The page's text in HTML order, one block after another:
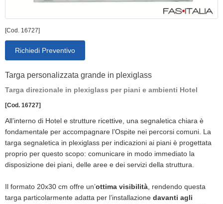
[Cod. 16727]
Richiedi Preventivo
Targa personalizzata grande in plexiglass
Targa direzionale in plexiglass per piani e ambienti Hotel
[Cod. 16727]
All’interno di Hotel e strutture ricettive, una segnaletica chiara è
fondamentale per accompagnare l’Ospite nei percorsi comuni. La
targa segnaletica in plexiglass per indicazioni ai piani è progettata
proprio per questo scopo: comunicare in modo immediato la
disposizione dei piani, delle aree e dei servizi della struttura.
Il formato 20x30 cm offre un’ottima visibilità, rendendo questa
targa particolarmente adatta per l’installazione davanti agli